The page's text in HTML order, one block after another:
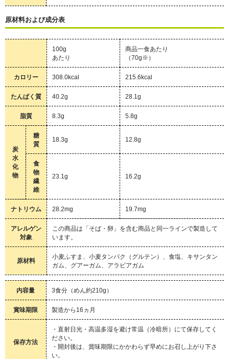
原材料および成分表
100g
あたり
商品一食あたり
（70g※）
カロリー 308.0kcal 215.6kcal
たんぱく質 40.2g 28.1g
脂質 8.3g 5.8g
炭
水
化
物
糖
質
18.3g 12.8g
食
物
繊
維
23.1g 16.2g
ナトリウム 28.2mg 19.7mg
アレルゲン
対象
この商品は「そば・卵」を含む商品と同一ラインで製造して
います。
原材料
小麦ふすま、小麦タンパク（グルテン）、食塩、キサンタン
ガム、グアーガム、アラビアガム
内容量 3食分（めん約210g）
賞味期限 製造から16ヵ月
保存方法
・直射日光・高温多湿を避け常温（冷暗所）にて保存してく
ださい。
・開封後は、賞味期限にかかわらず早めにお召し上がり下さ
い。